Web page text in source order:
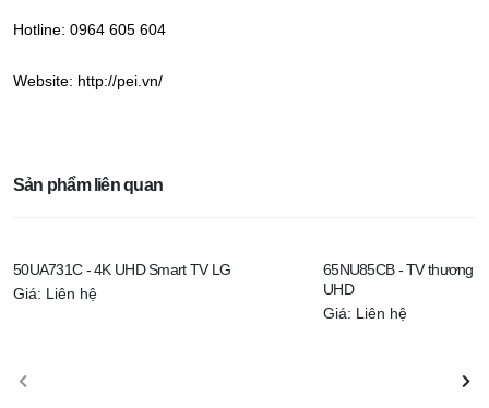
Hotline: 0964 605 604
Website: http://pei.vn/
Sản phẩm liên quan
50UA731C - 4K UHD Smart TV LG
Giá: Liên hệ
65NU85CB - TV thương
UHD
Giá: Liên hệ